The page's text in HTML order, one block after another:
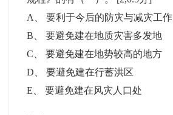
A
、要利于今后的防灾与减灾工作
B 、要避免建在地质灾害多发地
C 、要避免建在地势较高的地方
D 、要避免建在行蓄洪区
E 、要避免建在风灾人口处